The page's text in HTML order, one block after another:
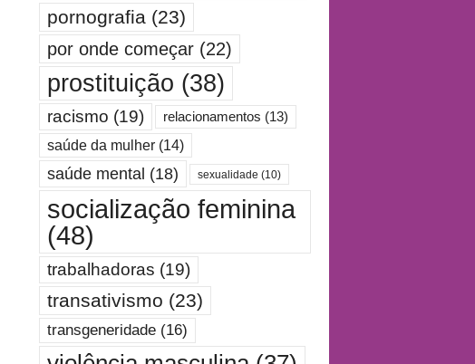
pornografia(23)
por onde começar(22)
prostituição (38)
racismo (19) relacionamentos (13)
saúde da mulher(14)
saúde mental (18) sexualidade (10)
socialização feminina
(48)
trabalhadoras (19)
transativismo (23)
transgeneridade(16)